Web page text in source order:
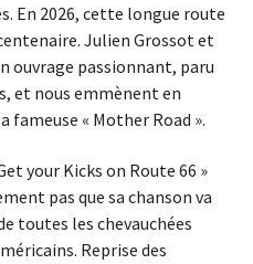
En 2026, cette longue route
Julien Grossot et
ouvrage passionnant, paru
et nous emmènent en
fameuse « Mother Road ».
your Kicks on Route 66 »
pas que sa chanson va
toutes les chevauchées
Reprise des